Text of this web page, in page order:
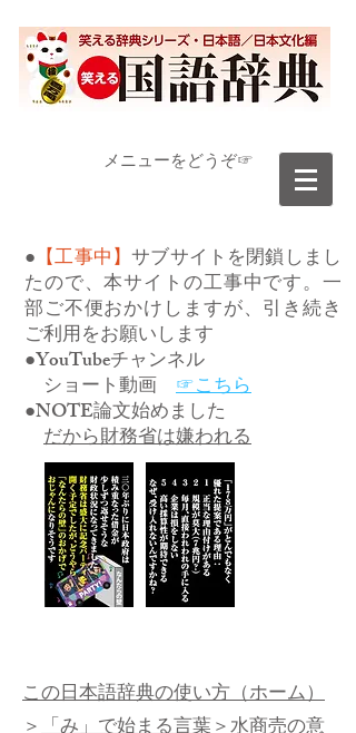
​メニューをどうぞ☞
● 【工事中】サブサイトを閉鎖しまし
たので、本サイトの工事中です。一
部ご不便おかけしますが、引き続き
ご利用をお願いします
●YouTubeチャンネル
ショート動画 ☞こちら
●NOTE論文始めました
だから財務省は嫌われる
この日本語辞典の使い方（ホーム）